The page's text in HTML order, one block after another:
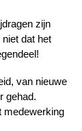
zijn
dat het
van nieuwe
gehad.
medewerking